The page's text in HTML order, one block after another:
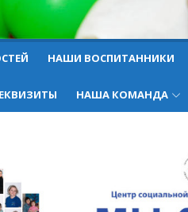
НАШИ ВОСПИТАННИКИ
НАША КОМАНДА